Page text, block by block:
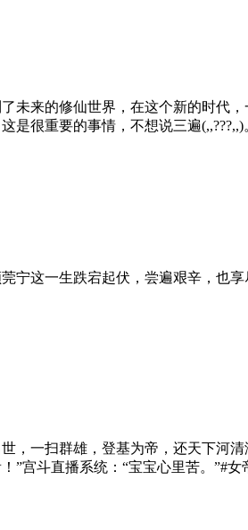
未来的修仙世界，在这个新的时代
很重要的事情，不想说三遍(,,???,,)
宁这一生跌宕起伏，尝遍艰辛，也
，一扫群雄，登基为帝，还天下河
”宫斗直播系统：“宝宝心里苦。”#